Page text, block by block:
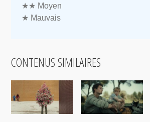
★★ Moyen
★ Mauvais
CONTENUS SIMILAIRES